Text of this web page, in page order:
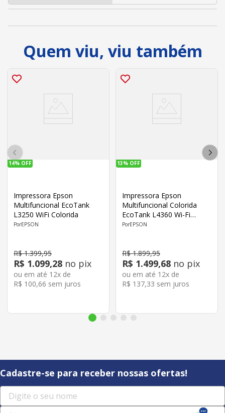
Quem viu, viu também
14% OFF
Impressora Epson
Multifuncional EcoTank
L3250 WiFi Colorida
EPSON
R$ 1.399,95
R$ 1.099,28 no pix
ou em até 12x de
R$ 100,66 sem juros
13% OFF
Impressora Epson
Multifuncional Colorida
EcoTank L4360 Wi-Fi
Duplex
EPSON
R$ 1.899,95
R$ 1.499,68 no pix
ou em até 12x de
R$ 137,33 sem juros
Cadastre-se para receber nossas ofertas!